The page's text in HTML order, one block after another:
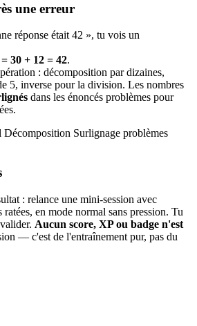
une erreur
réponse était 42 », tu vois un
30 + 12 = 42.
: décomposition par dizaines,
5, inverse pour la division. Les nombres
dans les énoncés problèmes pour
Décomposition Surlignage problèmes
: relance une mini-session avec
en mode normal sans pression. Tu
Aucun score, XP ou badge n'est
— c'est de l'entraînement pur, pas du